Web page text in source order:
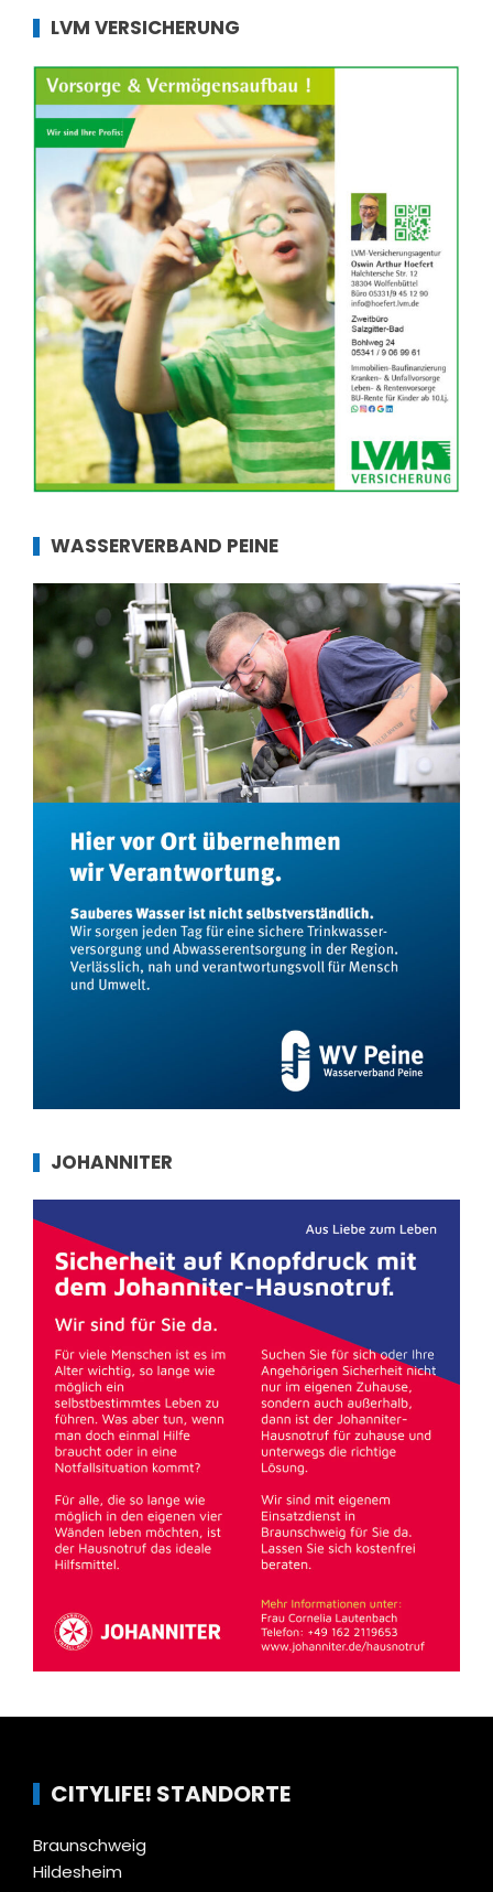
LVM VERSICHERUNG
WASSERVERBAND PEINE
JOHANNITER
CITYLIFE! STANDORTE
Braunschweig
Hildesheim